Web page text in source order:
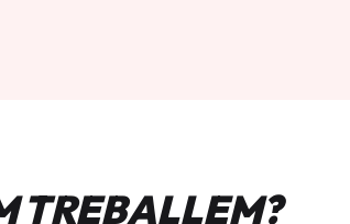
TREBALLEM?